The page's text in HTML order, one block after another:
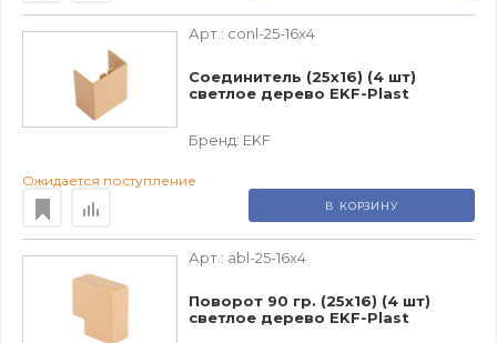
Арт.: conl-25-16x4
Соединитель (25х16) (4 шт)
светлое дерево EKF-Plast
Бренд: EKF
Ожидается поступление
В КОРЗИНУ
Арт.: abl-25-16x4
Поворот 90 гр. (25х16) (4 шт)
светлое дерево EKF-Plast